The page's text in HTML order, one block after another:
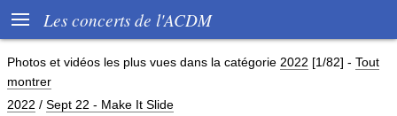
 Les concerts de l'ACDM
Photos et vidéos les plus vues dans la catégorie 2022 [1/82] - Tout
montrer
2022 / Sept 22 - Make It Slide